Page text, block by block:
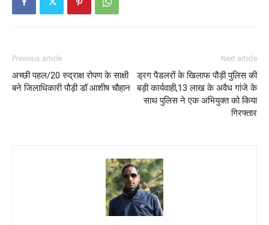
Previous article
अच्छी पहल/20 रुद्राक्ष रोपण के साक्षी
बने जिलाधिकारी पौड़ी डॉ आशीष चौहान
Next article
ड्रग पैडलरों के खिलाफ पौड़ी पुलिस की
बड़ी कार्यवाही,13 लाख के अवैध गांजे के
साथ पुलिस ने एक अभियुक्त को किया
गिरफ्तार